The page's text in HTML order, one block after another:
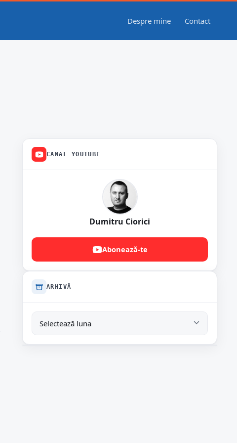
Despre mine Contact
CANAL YOUTUBE
Dumitru Ciorici
Abonează-te
ARHIVĂ